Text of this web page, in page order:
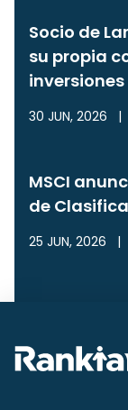
Socio de
su propia
inversiones
30 JUN, 2026 |
MSCI
de
25 JUN, 2026 |